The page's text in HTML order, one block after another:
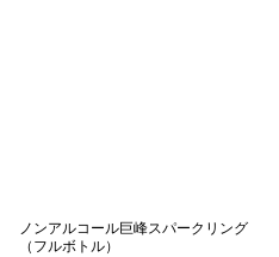
ノンアルコール巨峰スパークリング
（フルボトル）